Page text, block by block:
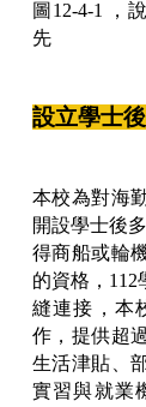
圖12-4-1 ，
先
設立學士
本校為對海
開設學士後
得商船或輪
的資格，
縫連接，本
作，提供超
生活津貼、
實習與就業